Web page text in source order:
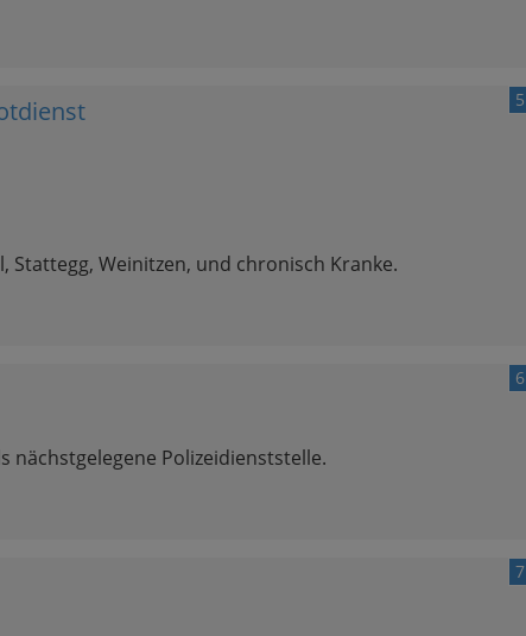
5
Stattegg, Weinitzen, und chronisch Kranke.
6
nächstgelegene Polizeidienststelle.
7